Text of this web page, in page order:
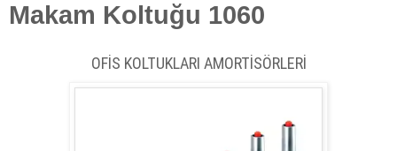
Makam Koltuğu 1060
OFİS KOLTUKLARI AMORTİSÖRLERİ